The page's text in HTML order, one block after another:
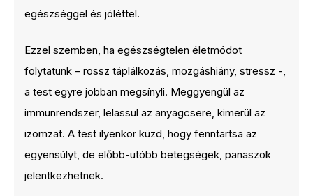
egészséggel és jóléttel.
Ezzel szemben, ha egészségtelen életmódot
folytatunk – rossz táplálkozás, mozgáshiány, stressz -,
a test egyre jobban megsínyli. Meggyengül az
immunrendszer, lelassul az anyagcsere, kimerül az
izomzat. A test ilyenkor küzd, hogy fenntartsa az
egyensúlyt, de előbb-utóbb betegségek, panaszok
jelentkezhetnek.